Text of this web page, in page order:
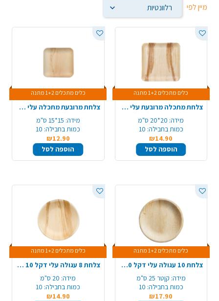
מיין לפי
כלים מתכלים 1+2 מתנה
צלחת מתכלה מרובעת עלי דקל 20*20 10 יח' - בינוני
מידה: 20*20 ס"מ
כמות בחבילה: 10
₪14.90
הוספה לסל
כלים מתכלים 1+2 מתנה
צלחת מרובעת מתכלה עלי דקל 15*15 ס"מ 10 יח' - קטן
מידה: 15*15 ס"מ
כמות בחבילה: 10
₪12.90
הוספה לסל
כלים מתכלים 1+2 מתנה
צלחת 10 עגולה עלי דקל 10 יח' - גדול
מידה: קןטר 25 ס"מ
כמות בחבילה: 10
₪17.90
כלים מתכלים 1+2 מתנה
צלחת 8 עגולה עלי דקל 10 יח' - בינוני
מידה: 20 ס"מ
כמות בחבילה: 10
₪14.90